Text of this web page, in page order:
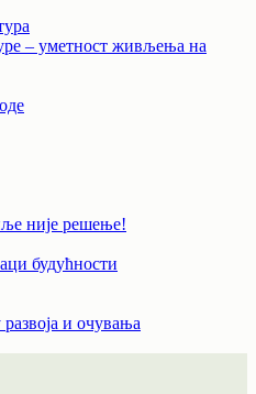
– уметност живљења на
није решење!
будућности
и очувања